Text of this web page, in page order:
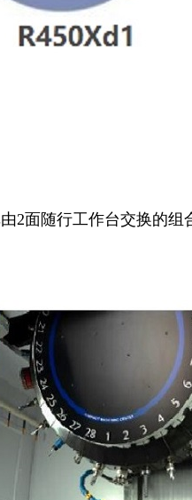
2面随行工作台交换的